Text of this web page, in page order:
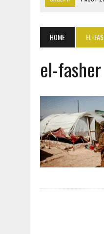
7 AOÛT 2026 | LE
7 AOÛT 2026
HOME EL-
el-fasher